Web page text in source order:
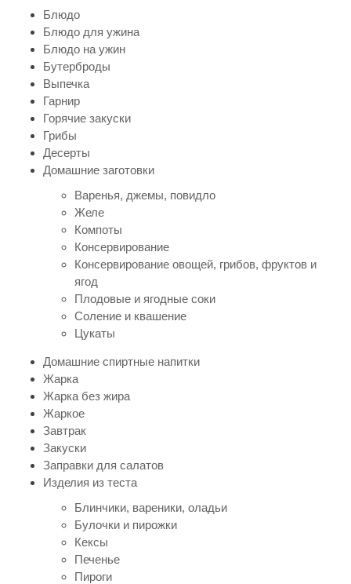
Блюдо
Блюдо для ужина
Блюдо на ужин
Бутерброды
Выпечка
Гарнир
Горячие закуски
Грибы
Десерты
Домашние заготовки
Варенья, джемы, повидло
Желе
Компоты
Консервирование
Консервирование овощей, грибов, фруктов и
ягод
Плодовые и ягодные соки
Соление и квашение
Цукаты
Домашние спиртные напитки
Жарка
Жарка без жира
Жаркое
Завтрак
Закуски
Заправки для салатов
Изделия из теста
Блинчики, вареники, оладьи
Булочки и пирожки
Кексы
Печенье
Пироги